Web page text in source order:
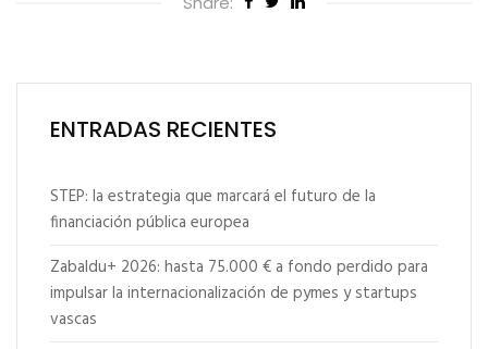
ENTRADAS RECIENTES
STEP: la estrategia que marcará el futuro de la
financiación pública europea
Zabaldu+ 2026: hasta 75.000 € a fondo perdido para
impulsar la internacionalización de pymes y startups
vascas